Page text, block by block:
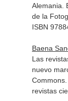
Alemania.
de la
ISBN
Baena
Las
nuevo
revistas